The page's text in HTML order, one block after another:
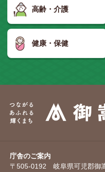
高齢・介護
健康・保健
庁舎のご案内
〒505-0192 岐阜県可児郡御